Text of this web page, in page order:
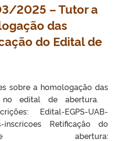
2025 – Tutor a
das
do Edital de
sobre a homologação das
no edital de abertura.
Edital-EGPS-UAB-
inscricoes Retificação do
abertura: